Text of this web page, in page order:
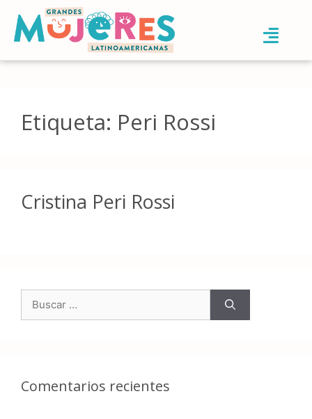
Etiqueta: Peri Rossi
Cristina Peri Rossi
Comentarios recientes